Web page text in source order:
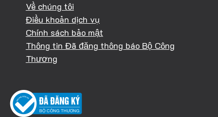
Về chúng tôi
Điều khoản dịch vụ
Chính sách bảo mật
Thông tin Đã đăng thông báo Bộ Công
Thương